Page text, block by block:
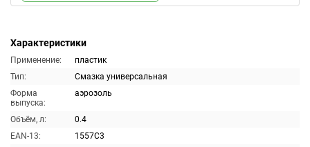
Характеристики
Применение:
пластик
Тип:
Смазка универсальная
Форма
выпуска:
аэрозоль
Объём, л:
0.4
EAN-13:
1557C3